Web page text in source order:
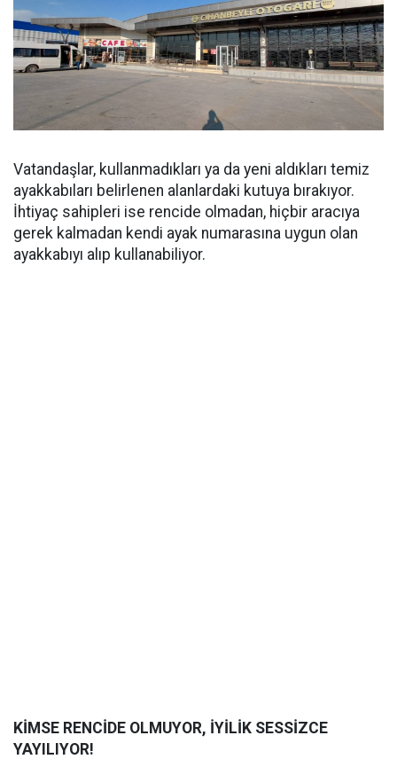
Vatandaşlar, kullanmadıkları ya da yeni aldıkları temiz
ayakkabıları belirlenen alanlardaki kutuya bırakıyor.
İhtiyaç sahipleri ise rencide olmadan, hiçbir aracıya
gerek kalmadan kendi ayak numarasına uygun olan
ayakkabıyı alıp kullanabiliyor.
KİMSE RENCİDE OLMUYOR, İYİLİK SESSİZCE
YAYILIYOR!